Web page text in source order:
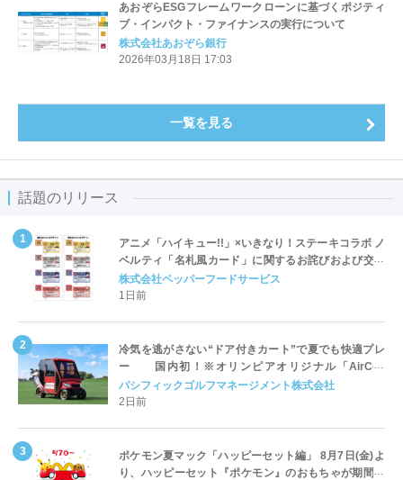
あおぞらESGフレームワークローンに基づくポジティ
ブ・インパクト・ファイナンスの実行について
株式会社あおぞら銀行
2026年03月18日 17:03
一覧を見る
話題のリリース
アニメ「ハイキュー!!」×いきなり！ステーキコラボ ノ
ベルティ「名札風カード」に関するお詫びおよび交換
対応についてのご案内
株式会社ペッパーフードサービス
1日前
冷気を逃がさない“ドア付きカート”で夏でも快適プレ
ー 国内初！※オリンピアオリジナル「AirCon
Cart（エアコンカート）」導入 | ＰＧＭ
パシフィックゴルフマネージメント株式会社
2日前
ポケモン夏マック「ハッピーセット編」 8月7日(金)よ
り、ハッピーセット『ポケモン』のおもちゃが期間限